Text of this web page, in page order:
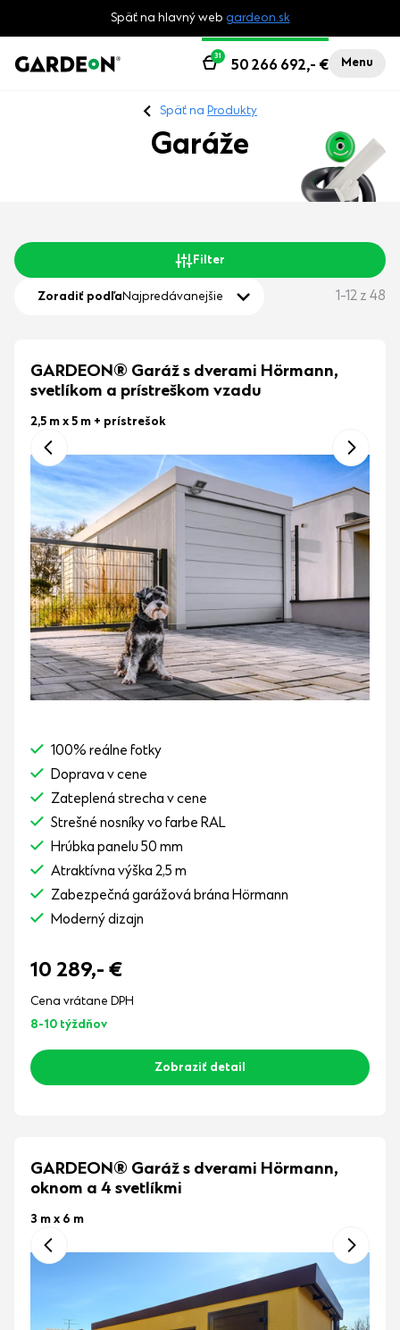
Späť na hlavný web gardeon.sk
Menu
50 266 692,- €
31
Späť na Produkty
Garáže
Filter
Zoradiť podľaNajpredávanejšie 1-12 z 48
GARDEON® Garáž s dverami Hörmann,
svetlíkom a prístreškom vzadu
2,5 m x 5 m + prístrešok
100% reálne fotky
Doprava v cene
Zateplená strecha v cene
Strešné nosníky vo farbe RAL
Hrúbka panelu 50 mm
Atraktívna výška 2,5 m
Zabezpečná garážová brána Hörmann
Moderný dizajn
10 289,- €
Cena vrátane DPH
8-10 týždňov
Zobraziť detail
GARDEON® Garáž s dverami Hörmann,
oknom a 4 svetlíkmi
3 m x 6 m